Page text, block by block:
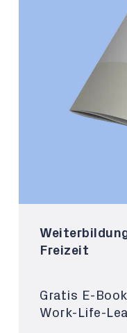
Freizeit
Gratis E-
Work-Life-